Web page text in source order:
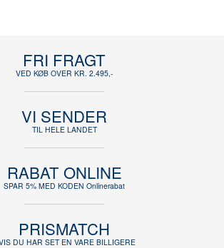
FRI FRAGT
VED KØB OVER KR. 2.495,-
VI SENDER
TIL HELE LANDET
RABAT ONLINE
SPAR 5% MED KODEN Onlinerabat
PRISMATCH
DU HAR SET EN VARE BILLIGERE